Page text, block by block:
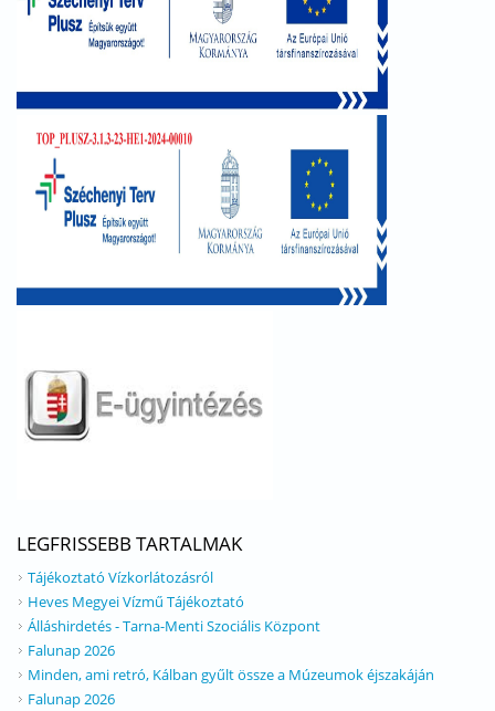
LEGFRISSEBB TARTALMAK
Tájékoztató Vízkorlátozásról
Heves Megyei Vízmű Tájékoztató
Álláshirdetés - Tarna-Menti Szociális Központ
Falunap 2026
Minden, ami retró, Kálban gyűlt össze a Múzeumok éjszakáján
Falunap 2026